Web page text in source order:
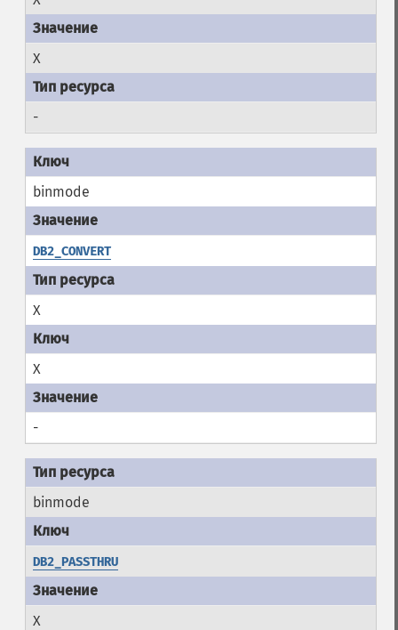
X
-
binmode
DB2_CONVERT
X
X
-
binmode
DB2_PASSTHRU
X